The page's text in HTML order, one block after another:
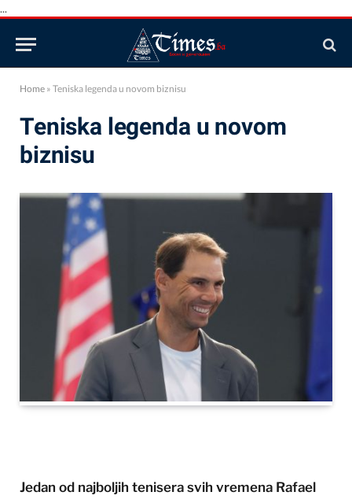
...
Home » Teniska legenda u novom biznisu
Teniska legenda u novom
biznisu
Jedan od najboljih tenisera svih vremena Rafael